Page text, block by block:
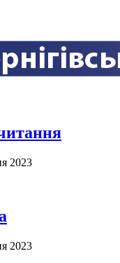
2023
2023